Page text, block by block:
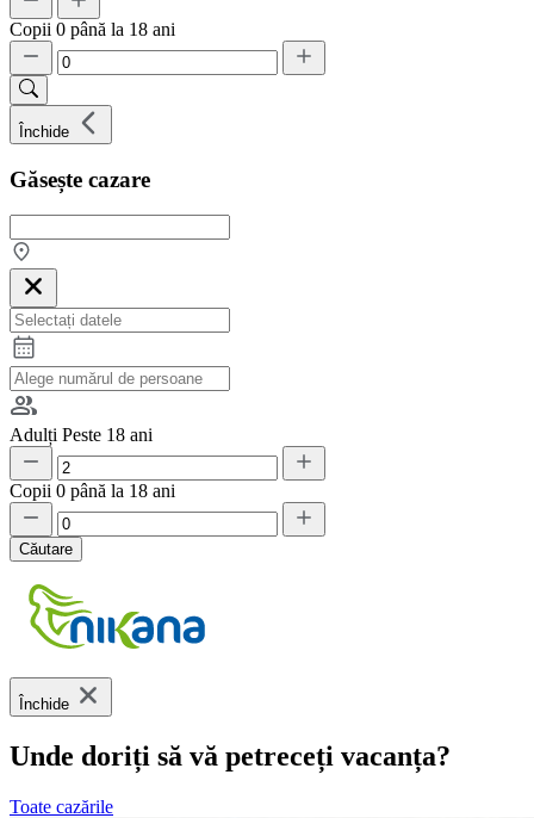
Copii 0 până la 18 ani
Închide
Găsește cazare
Adulți Peste 18 ani
Copii 0 până la 18 ani
Căutare
Închide
Unde doriți să vă petreceți vacanța?
Toate cazările